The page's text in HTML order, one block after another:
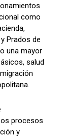
como
Prados de
una mayor
salud
procesos
y